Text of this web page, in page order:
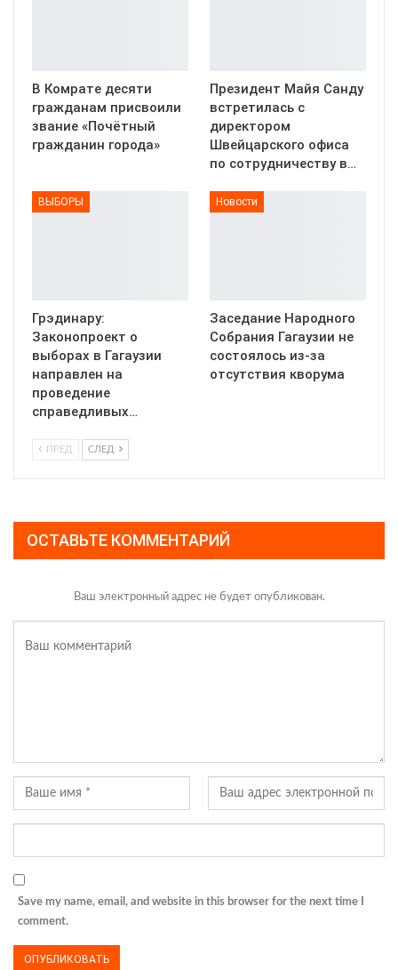
В Комрате десяти
гражданам присвоили
звание «Почётный
гражданин города»
Президент Майя Санду
встретилась с
директором
Швейцарского офиса
по сотрудничеству в…
ВЫБОРЫ
Грэдинару:
Законопроект о
выборах в Гагаузии
направлен на
проведение
справедливых…
Новости
Заседание Народного
Собрания Гагаузии не
состоялось из-за
отсутствия кворума
ПРЕД СЛЕД
ОСТАВЬТЕ КОММЕНТАРИЙ
Ваш электронный адрес не будет опубликован.
Save my name, email, and website in this browser for the next time I
comment.